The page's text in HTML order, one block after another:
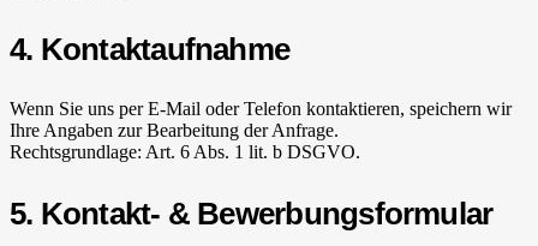
4. Kontaktaufnahme
Wenn Sie uns per E-Mail oder Telefon kontaktieren, speichern wir
Ihre Angaben zur Bearbeitung der Anfrage.
Rechtsgrundlage: Art. 6 Abs. 1 lit. b DSGVO.
5. Kontakt- & Bewerbungsformular